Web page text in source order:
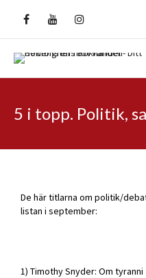
5 i topp. Politik,
De här titlarna om politik/
listan i september:
1) Timothy Snyder: Om tyranni